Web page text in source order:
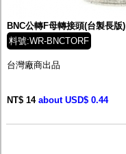
BNC公轉F母轉接頭(台製長版)
料號:WR-BNCTORF
台灣廠商出品
NT$ 14 about USD$ 0.44